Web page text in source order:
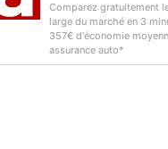
Comparez gratuitement
large du marché en 3
357€ d'économie
assurance auto*